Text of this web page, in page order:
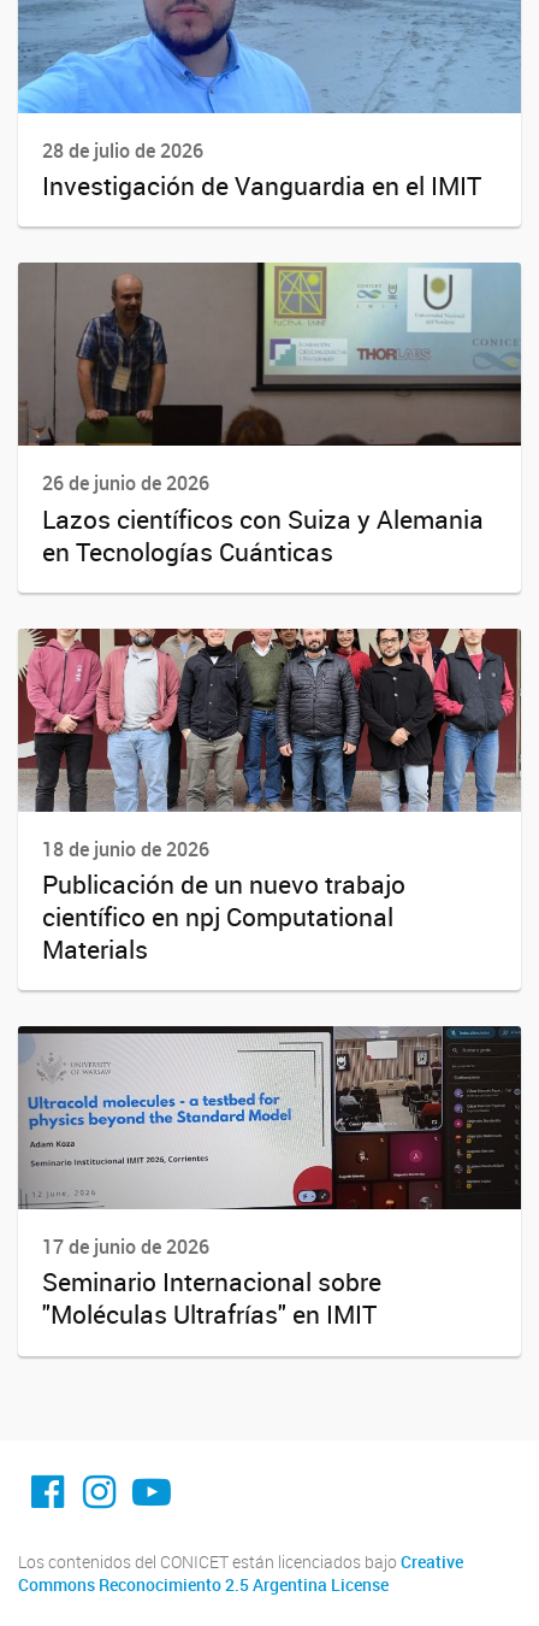
28 de julio de 2026
Investigación de Vanguardia en el IMIT
26 de junio de 2026
Lazos científicos con Suiza y Alemania
en Tecnologías Cuánticas
18 de junio de 2026
Publicación de un nuevo trabajo
científico en npj Computational
Materials
17 de junio de 2026
Seminario Internacional sobre
"Moléculas Ultrafrías" en IMIT
facebook imit.conicet
imit.conicet
Youtube
Los contenidos del CONICET están licenciados bajo Creative
Commons Reconocimiento 2.5 Argentina License